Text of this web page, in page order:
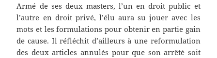
Armé de ses deux masters, l’un en droit public et
l’autre en droit privé, l’élu aura su jouer avec les
mots et les formulations pour obtenir en partie gain
de cause. Il réfléchit d’ailleurs à une reformulation
des deux articles annulés pour que son arrêté soit